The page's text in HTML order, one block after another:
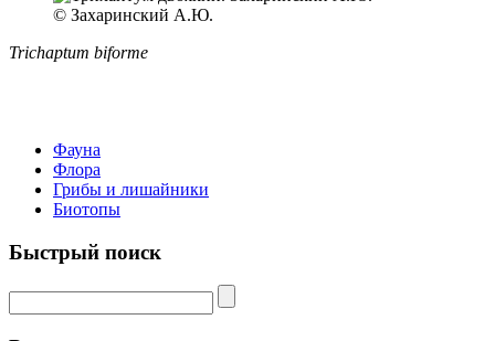
© Захаринский А.Ю.
Trichaptum biforme
Фауна
Флора
Грибы и лишайники
Биотопы
Быстрый поиск